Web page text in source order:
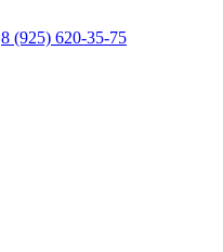
8 (925) 620-35-75